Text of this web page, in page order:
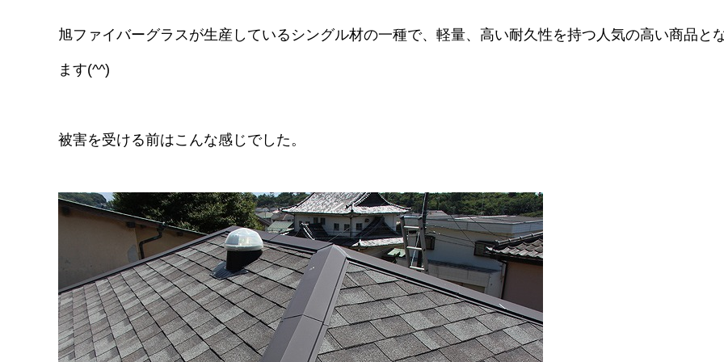
旭ファイバーグラスが生産しているシングル材の一種で、軽量、高い耐久性を持つ人気の高い商品と
ます(^^)
被害を受ける前はこんな感じでした。